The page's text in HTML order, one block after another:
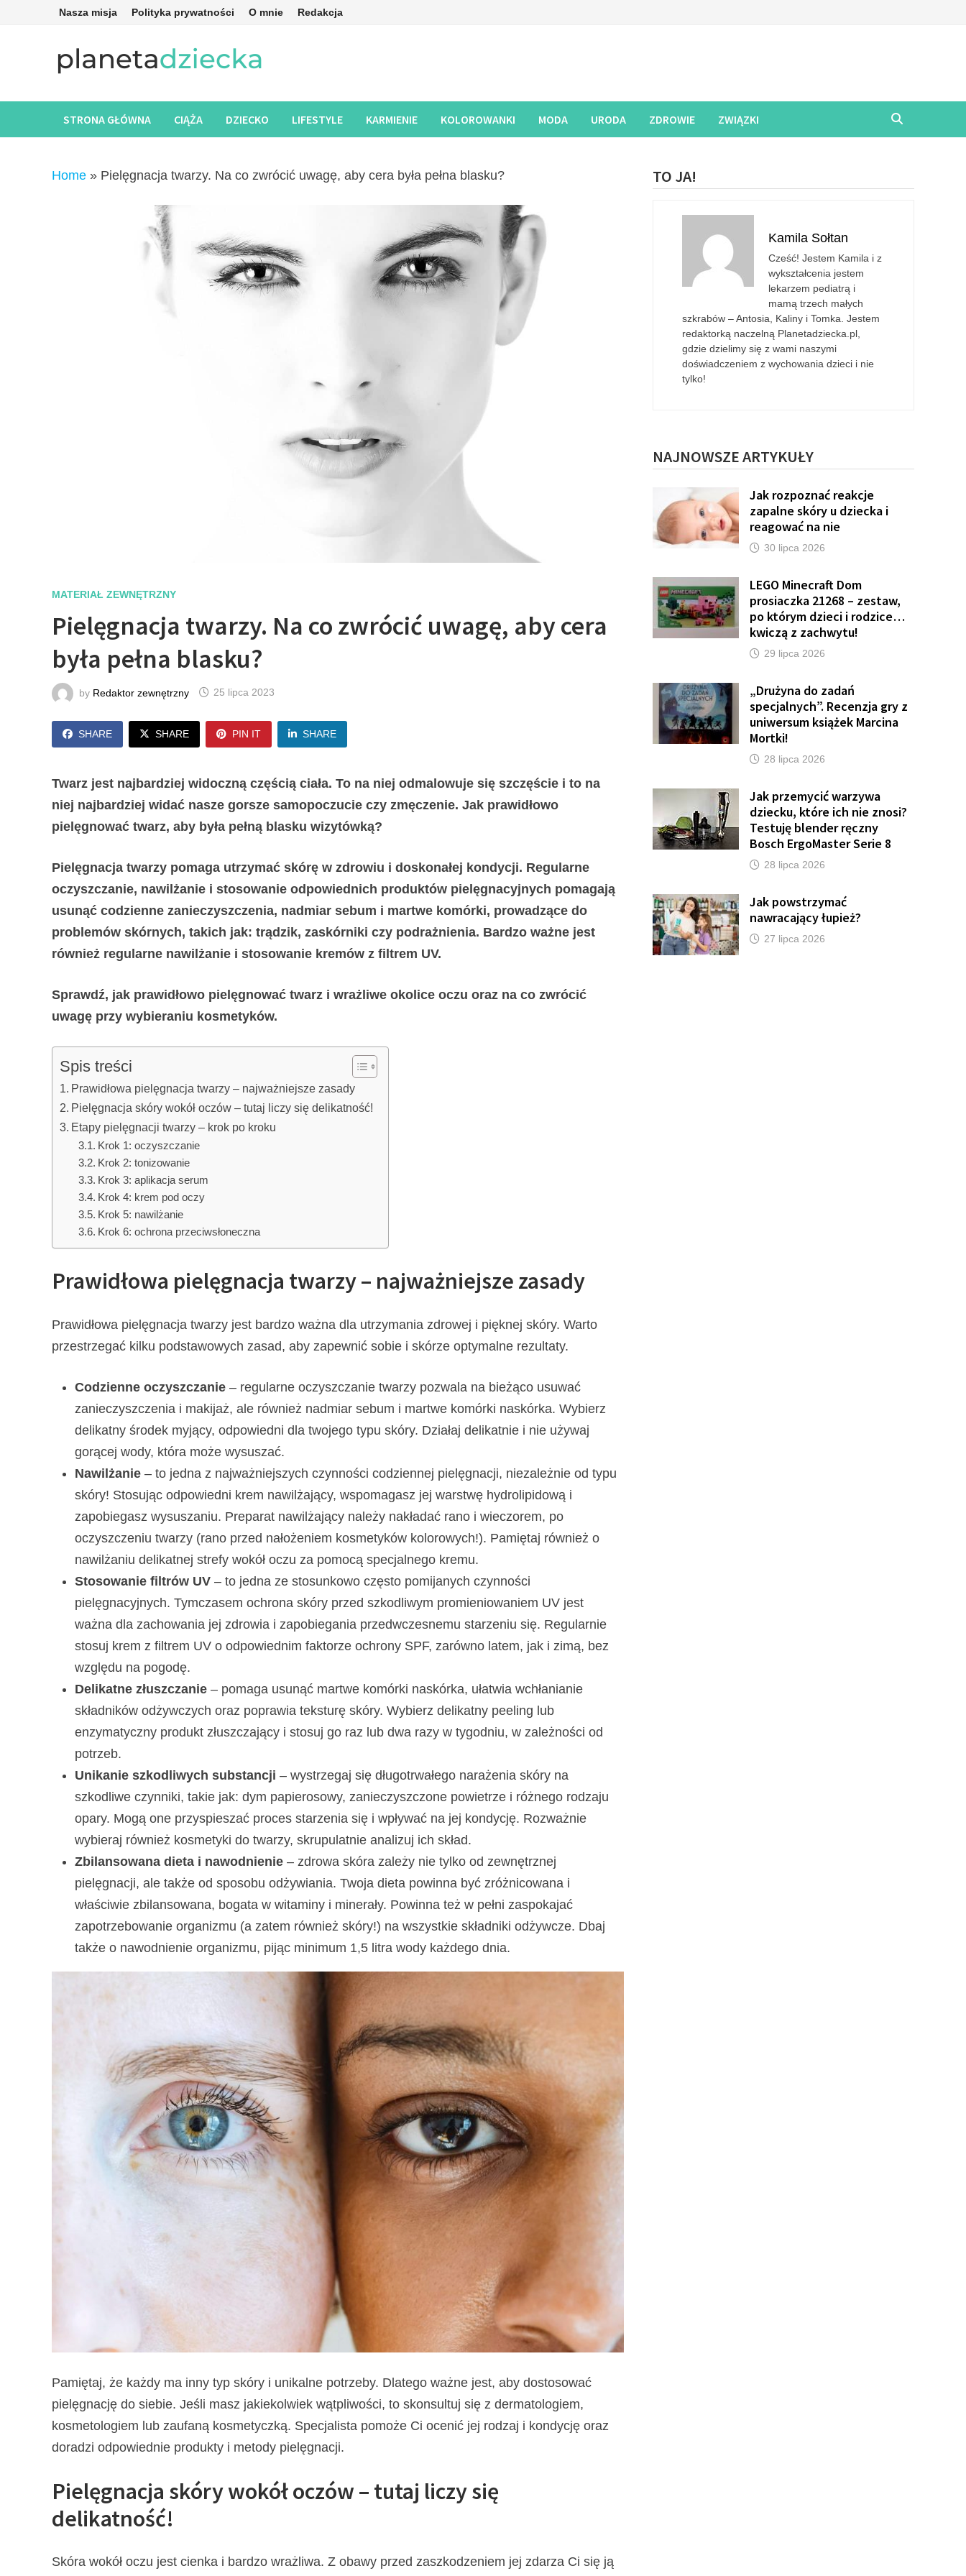
Nasza misja Polityka prywatności O mnie Redakcja
STRONA GŁÓWNA CIĄŻA DZIECKO LIFESTYLE KARMIENIE KOLOROWANKI MODA URODA ZDROWIE ZWIĄZKI
Home » Pielęgnacja twarzy. Na co zwrócić uwagę, aby cera była pełna blasku?
MATERIAŁ ZEWNĘTRZNY
Pielęgnacja twarzy. Na co zwrócić uwagę, aby cera
była pełna blasku?
by Redaktor zewnętrzny 25 lipca 2023
SHARE SHARE PIN IT SHARE
Twarz jest najbardziej widoczną częścią ciała. To na niej odmalowuje się szczęście i to na
niej najbardziej widać nasze gorsze samopoczucie czy zmęczenie. Jak prawidłowo
pielęgnować twarz, aby była pełną blasku wizytówką?
Pielęgnacja twarzy pomaga utrzymać skórę w zdrowiu i doskonałej kondycji. Regularne
oczyszczanie, nawilżanie i stosowanie odpowiednich produktów pielęgnacyjnych pomagają
usunąć codzienne zanieczyszczenia, nadmiar sebum i martwe komórki, prowadzące do
problemów skórnych, takich jak: trądzik, zaskórniki czy podrażnienia. Bardzo ważne jest
również regularne nawilżanie i stosowanie kremów z filtrem UV.
Sprawdź, jak prawidłowo pielęgnować twarz i wrażliwe okolice oczu oraz na co zwrócić
uwagę przy wybieraniu kosmetyków.
Spis treści
Prawidłowa pielęgnacja twarzy – najważniejsze zasady
Pielęgnacja skóry wokół oczów – tutaj liczy się delikatność!
Etapy pielęgnacji twarzy – krok po kroku
Krok 1: oczyszczanie
Krok 2: tonizowanie
Krok 3: aplikacja serum
Krok 4: krem pod oczy
Krok 5: nawilżanie
Krok 6: ochrona przeciwsłoneczna
Prawidłowa pielęgnacja twarzy – najważniejsze zasady
Prawidłowa pielęgnacja twarzy jest bardzo ważna dla utrzymania zdrowej i pięknej skóry. Warto
przestrzegać kilku podstawowych zasad, aby zapewnić sobie i skórze optymalne rezultaty.
Codzienne oczyszczanie – regularne oczyszczanie twarzy pozwala na bieżąco usuwać
zanieczyszczenia i makijaż, ale również nadmiar sebum i martwe komórki naskórka. Wybierz
delikatny środek myjący, odpowiedni dla twojego typu skóry. Działaj delikatnie i nie używaj
gorącej wody, która może wysuszać.
Nawilżanie – to jedna z najważniejszych czynności codziennej pielęgnacji, niezależnie od typu
skóry! Stosując odpowiedni krem nawilżający, wspomagasz jej warstwę hydrolipidową i
zapobiegasz wysuszaniu. Preparat nawilżający należy nakładać rano i wieczorem, po
oczyszczeniu twarzy (rano przed nałożeniem kosmetyków kolorowych!). Pamiętaj również o
nawilżaniu delikatnej strefy wokół oczu za pomocą specjalnego kremu.
Stosowanie filtrów UV – to jedna ze stosunkowo często pomijanych czynności
pielęgnacyjnych. Tymczasem ochrona skóry przed szkodliwym promieniowaniem UV jest
ważna dla zachowania jej zdrowia i zapobiegania przedwczesnemu starzeniu się. Regularnie
stosuj krem z filtrem UV o odpowiednim faktorze ochrony SPF, zarówno latem, jak i zimą, bez
względu na pogodę.
Delikatne złuszczanie – pomaga usunąć martwe komórki naskórka, ułatwia wchłanianie
składników odżywczych oraz poprawia teksturę skóry. Wybierz delikatny peeling lub
enzymatyczny produkt złuszczający i stosuj go raz lub dwa razy w tygodniu, w zależności od
potrzeb.
Unikanie szkodliwych substancji – wystrzegaj się długotrwałego narażenia skóry na
szkodliwe czynniki, takie jak: dym papierosowy, zanieczyszczone powietrze i różnego rodzaju
opary. Mogą one przyspieszać proces starzenia się i wpływać na jej kondycję. Rozważnie
wybieraj również kosmetyki do twarzy, skrupulatnie analizuj ich skład.
Zbilansowana dieta i nawodnienie – zdrowa skóra zależy nie tylko od zewnętrznej
pielęgnacji, ale także od sposobu odżywiania. Twoja dieta powinna być zróżnicowana i
właściwie zbilansowana, bogata w witaminy i minerały. Powinna też w pełni zaspokajać
zapotrzebowanie organizmu (a zatem również skóry!) na wszystkie składniki odżywcze. Dbaj
także o nawodnienie organizmu, pijąc minimum 1,5 litra wody każdego dnia.
Pamiętaj, że każdy ma inny typ skóry i unikalne potrzeby. Dlatego ważne jest, aby dostosować
pielęgnację do siebie. Jeśli masz jakiekolwiek wątpliwości, to skonsultuj się z dermatologiem,
kosmetologiem lub zaufaną kosmetyczką. Specjalista pomoże Ci ocenić jej rodzaj i kondycję oraz
doradzi odpowiednie produkty i metody pielęgnacji.
Pielęgnacja skóry wokół oczów – tutaj liczy się
delikatność!
Skóra wokół oczu jest cienka i bardzo wrażliwa. Z obawy przed zaszkodzeniem jej zdarza Ci się ją
TO JA!
Kamila Sołtan
Cześć! Jestem Kamila i z
wykształcenia jestem
lekarzem pediatrą i
mamą trzech małych
szkrabów – Antosia, Kaliny i Tomka. Jestem
redaktorką naczelną Planetadziecka.pl,
gdzie dzielimy się z wami naszymi
doświadczeniem z wychowania dzieci i nie
tylko!
NAJNOWSZE ARTYKUŁY
Jak rozpoznać reakcje
zapalne skóry u dziecka i
reagować na nie
30 lipca 2026
LEGO Minecraft Dom
prosiaczka 21268 – zestaw,
po którym dzieci i rodzice…
kwiczą z zachwytu!
29 lipca 2026
„Drużyna do zadań
specjalnych”. Recenzja gry z
uniwersum książek Marcina
Mortki!
28 lipca 2026
Jak przemycić warzywa
dziecku, które ich nie znosi?
Testuję blender ręczny
Bosch ErgoMaster Serie 8
28 lipca 2026
Jak powstrzymać
nawracający łupież?
27 lipca 2026